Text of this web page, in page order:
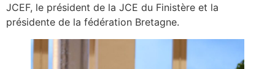
JCEF, le président de la JCE du Finistère et la
présidente de la fédération Bretagne.